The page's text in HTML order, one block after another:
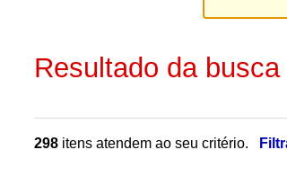
Resultado da busca
298 itens atendem ao seu critério.